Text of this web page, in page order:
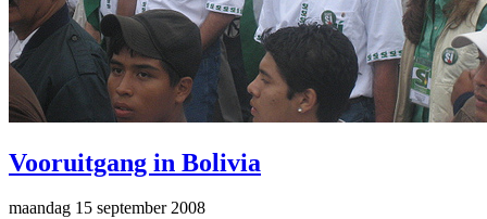
Vooruitgang in Bolivia
maandag 15 september 2008